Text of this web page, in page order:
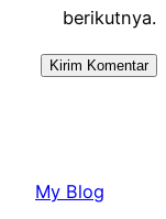
berikutnya.
My Blog